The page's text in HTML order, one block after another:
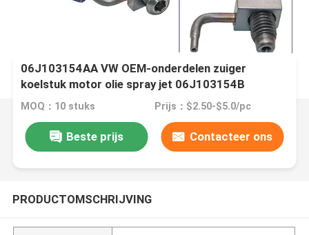
06J103154AA VW OEM-onderdelen zuiger
koelstuk motor olie spray jet 06J103154B
MOQ：10 stuks Prijs：$2.50-$5.0/pc
Beste prijs Contacteer ons
PRODUCTOMSCHRIJVING